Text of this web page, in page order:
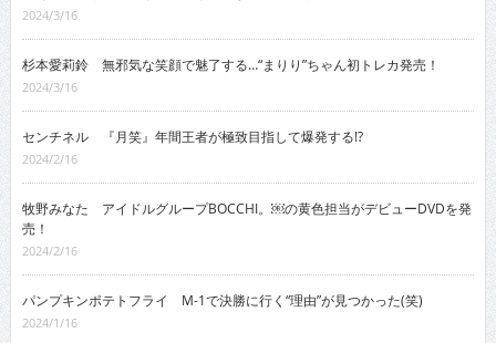
2024/3/16
杉本愛莉鈴 無邪気な笑顔で魅了する…“まりり”ちゃん初トレカ発売！
2024/3/16
センチネル 『月笑』年間王者が極致目指して爆発する!?
2024/2/16
牧野みなた アイドルグループBOCCHI。￼の黄色担当がデビューDVDを発
売！
2024/2/16
パンプキンポテトフライ M-1で決勝に行く“理由”が見つかった(笑)
2024/1/16